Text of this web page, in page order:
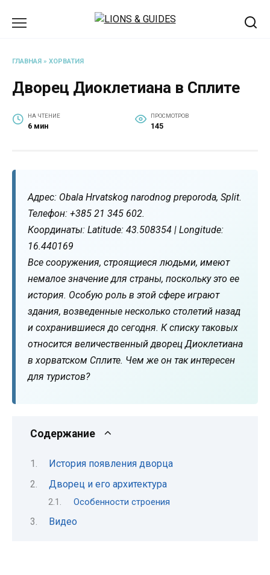
ГЛАВНАЯ » ХОРВАТИЯ
Дворец Диоклетиана в Сплите
НА ЧТЕНИЕ
6 мин
ПРОСМОТРОВ
145
Адрес: Obala Hrvatskog narodnog preporoda, Split.
Телефон: +385 21 345 602.
Координаты: Latitude: 43.508354 | Longitude:
16.440169
Все сооружения, строящиеся людьми, имеют
немалое значение для страны, поскольку это ее
история. Особую роль в этой сфере играют
здания, возведенные несколько столетий назад
и сохранившиеся до сегодня. К списку таковых
относится величественный дворец Диоклетиана
в хорватском Сплите. Чем же он так интересен
для туристов?
Содержание
История появления дворца
Дворец и его архитектура
Особенности строения
Видео